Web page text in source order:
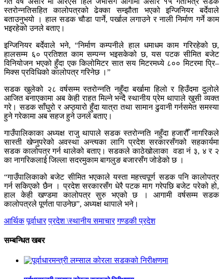
स्तरोन्नतिसहित कालोपत्रको ढेक्का सम्झौता भएको इन्जिनियर बर्देवाले
बताउनुभयो । हाल सडक चौडा पार्ने, पर्खाल लगाउने र नाली निर्माण गर्ने काम
भइरहेको उनले बताए।
इन्जिनियर बर्देवाले भने, “निर्माण कम्पनीले हाल धमाधम काम गरिरहेको छ,
हालसम्म ६० प्रतिशत काम सम्पन्न भइसकेको छ, यस पटक सीमित बजेट
विनियोजन भएको हुँदा एक किलोमिटर सात सय मिटरमध्ये ८०० मिटरमा प्रि–
मिक्स प्रविधिको कालोपत्र गरिनेछ ।”
सडक खुलेको २८ वर्षसम्म स्तरोन्नति नहुँदा बर्खामा हिलो र हिउँदमा दुलोले
आजित बनाएकामा अब केही राहत मिल्ने भन्दै स्थानीय प्रेम थापाले खुसी व्यक्त
गरे। सडक साँघुरो र अप्ठ्यारो हुँदा यात्रा तथा सामान ढुवानी गर्नसमेत समस्या
हुने गरेकामा अब सहज हुने उनले बताए।
गाउँपालिकाका अध्यक्ष राजु थापाले सडक स्तरोन्नति नहुँदा हजारौँ नागरिकले
सास्ती खेप्नुपरेको अवस्था अन्त्यका लागि प्रदेश सरकारसँगको सहकार्यमा
सडक कालोपत्र गर्न थालेको बताए। सडकले काठेखोलाका वडा नं ३, ४ र २
का नागरिकलाई जिल्ला सदरमुकाम बागलुङ बजारसँग जोडेको छ ।
“गाउँपालिकाको बजेट सीमित भएकाले यस्ता महत्त्वपूर्ण सडक पनि कालोपत्र
गर्न सकिएको छैन । प्रदेश सरकारसँग धेरै पटक माग गरेपछि बजेट परेको हो,
हाल केही खण्डमा कालोपत्र सुरु भएको छ । आगामी वर्षसम्म सडक
कालोपत्रले पूर्णता पाउनेछ”, अध्यक्ष थापाले भने।
आर्थिक पूर्वाधार प्रदेश \स्थानीय समाचार गण्डकी प्रदेश
सम्बन्धित खबर